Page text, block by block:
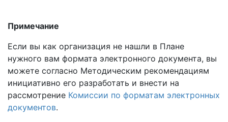
Примечание
Если вы как организация не нашли в Плане
нужного вам формата электронного документа, вы
можете согласно Методическим рекомендациям
инициативно его разработать и внести на
рассмотрение Комиссии по форматам электронных
документов.